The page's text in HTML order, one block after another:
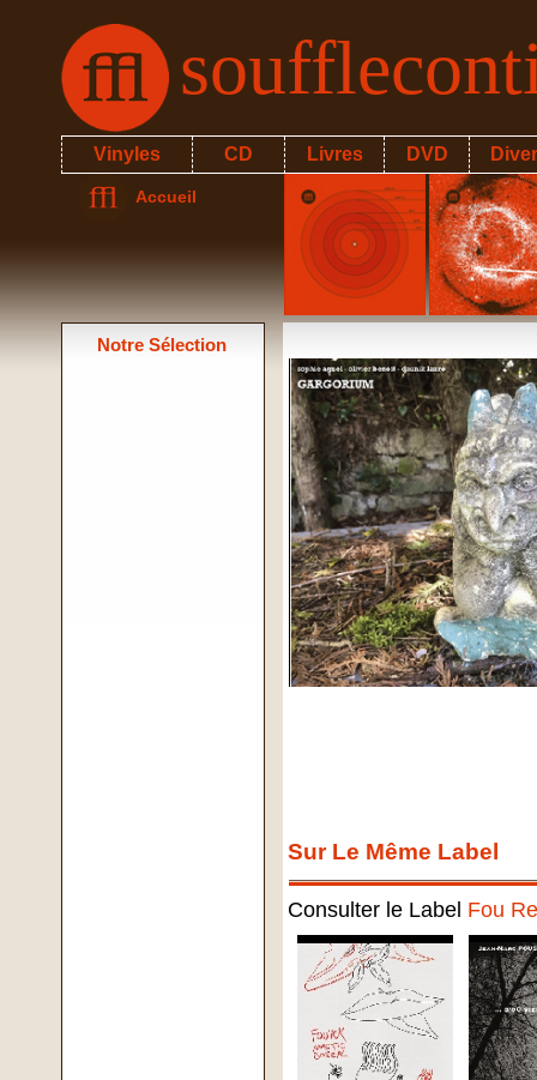
Vinyles CD Livres DVD
Accueil
Notre Sélection
Sur Le Même Label
Consulter le Label Fou